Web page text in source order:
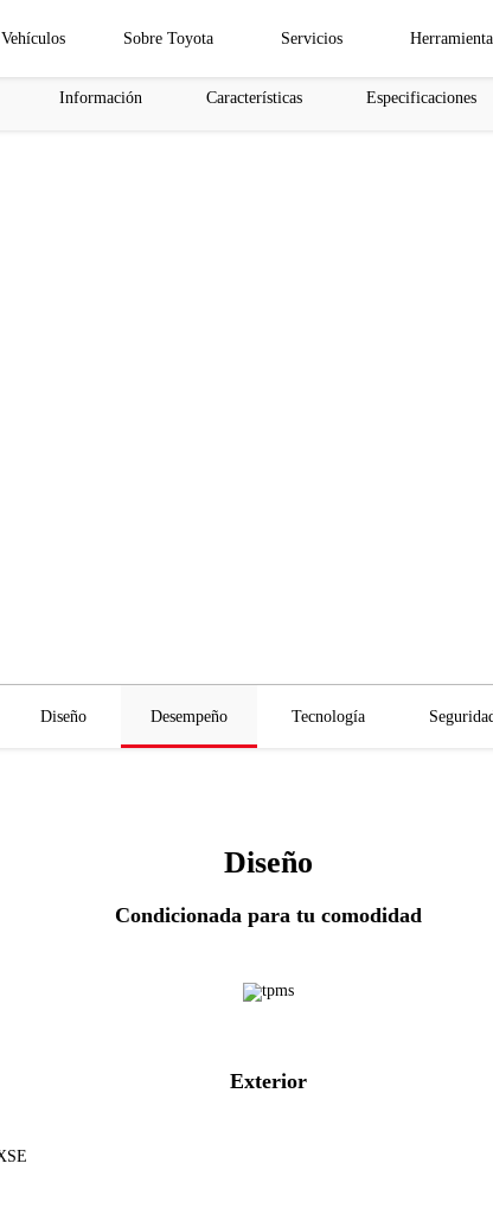
Vehículos Sobre Toyota Servicios
Información Características Especificaciones
Diseño Desempeño Tecnología
Diseño
Condicionada para tu comodidad
Exterior